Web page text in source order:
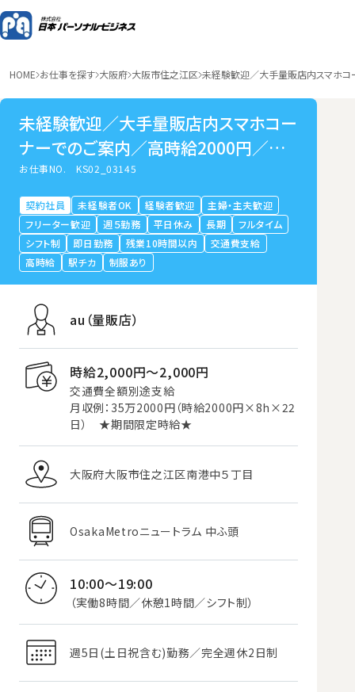
HOME お仕事を探す 大阪府 大阪市住之江区 未経験歓迎／大手量販店内スマホ
未経験歓迎／大手量販店内スマホコー
ナーでのご案内／高時給2000円／中
ふ頭
お仕事NO.KS02_03145
契約社員 未経験者OK 経験者歓迎
主婦・主夫歓迎
フリーター歓迎
週５勤務 平日休み 長期
フルタイム
シフト制
即日勤務 残業10時間以内
交通費支給
高時給
駅チカ 制服あり
au（量販店）
時給2,000円〜2,000円
交通費全額別途支給
月収例：35万2000円（時給2000円×8h×22
日） ★期間限定時給★
大阪府大阪市住之江区南港中５丁目
OsakaMetroニュートラム 中ふ頭
10:00～19:00
（実働8時間／休憩1時間／シフト制）
週5日(土日祝含む)勤務／完全週休2日制